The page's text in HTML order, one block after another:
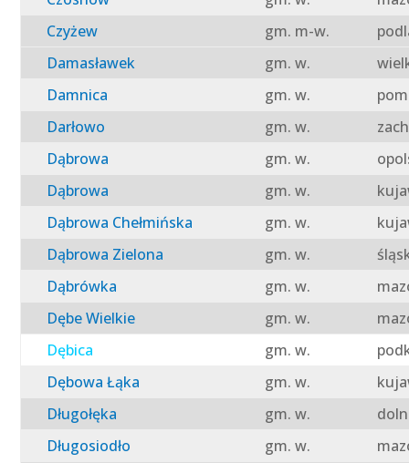
Czyżew
gm. m-w.
Damasławek
gm. w.
Damnica
gm. w.
Darłowo
gm. w.
Dąbrowa
gm. w.
Dąbrowa
gm. w.
Dąbrowa Chełmińska
gm. w.
Dąbrowa Zielona
gm. w.
Dąbrówka
gm. w.
Dębe Wielkie
gm. w.
Dębica
gm. w.
Dębowa Łąka
gm. w.
Długołęka
gm. w.
Długosiodło
gm. w.